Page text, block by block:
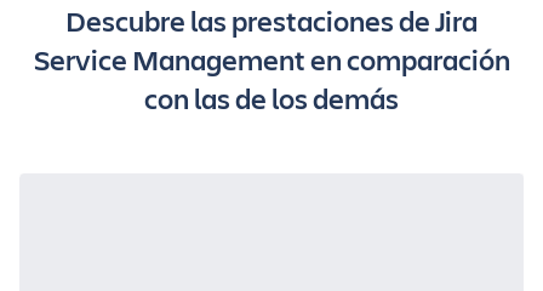
Descubre las prestaciones de Jira
Service Management en comparación
con las de los demás